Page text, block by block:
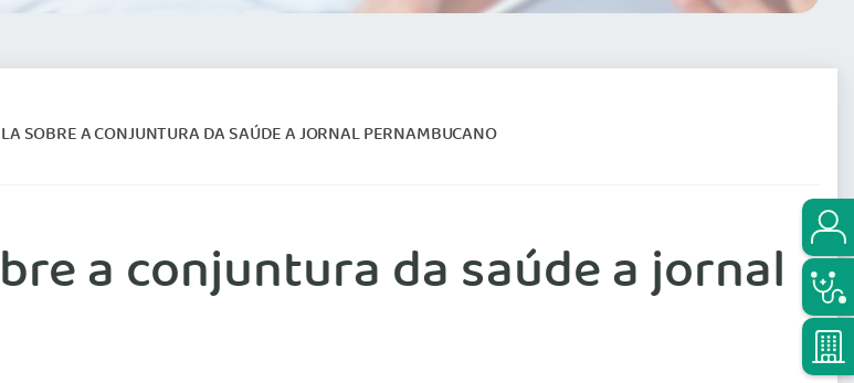
SOBRE A CONJUNTURA DA SAÚDE A JORNAL PERNAMBUCANO
a conjuntura da saúde a jornal